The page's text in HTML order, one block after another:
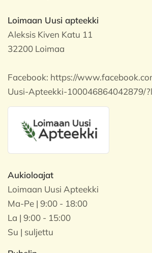
Loimaan Uusi apteekki
Aleksis Kiven Katu 11
32200 Loimaa
Facebook: https://
Uusi-Apteekki-100046864042879/
Aukioloajat
Loimaan Uusi Apteekki
Ma-Pe | 9:00 - 18:00
La | 9:00 - 15:00
Su | suljettu